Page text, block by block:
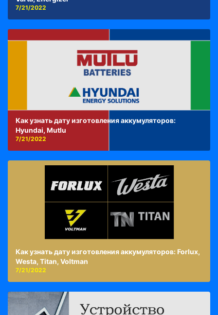
7/21/2022
Как узнать дату изготовления аккумуляторов:
Hyundai, Mutlu
7/21/2022
Как узнать дату изготовления аккумуляторов: Forlux,
Westa, Titan, Voltman
7/21/2022